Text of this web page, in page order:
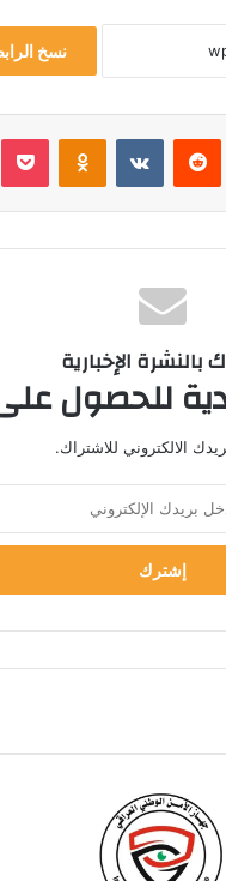
نسخ
بينتيريست
بالنشرة الإخبارية
للحصول على
الالكتروني للاشتراك.